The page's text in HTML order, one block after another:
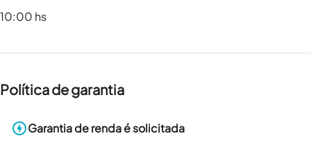
10:00 hs
Política de garantia
Garantia de renda é solicitada